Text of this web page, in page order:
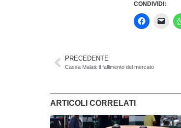
CONDIVIDI:
PRECEDENTE
Cassa Malati: il fallimento del mercato
ARTICOLI CORRELATI